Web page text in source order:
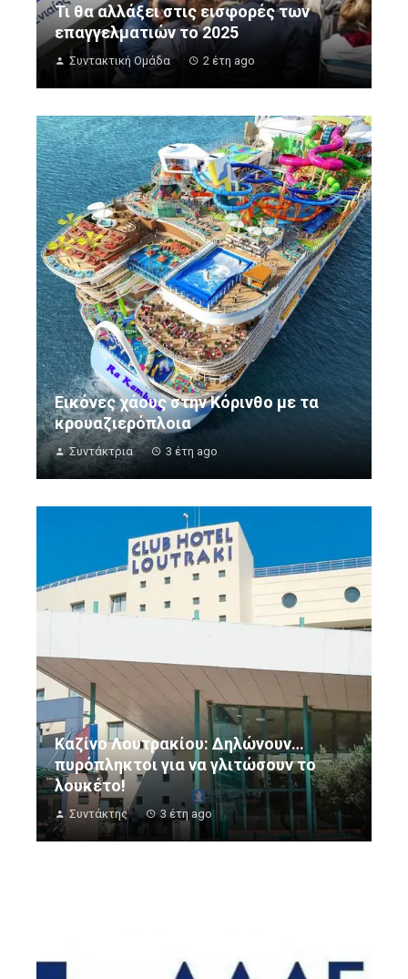
Τι θα αλλάξει στις εισφορές των
επαγγελματιών το 2025
Συντακτική Ομάδα 2 έτη ago
Εικόνες χάους στην Κόρινθο με τα
κρουαζιερόπλοια
Συντάκτρια 3 έτη ago
Καζίνο Λουτρακίου: Δηλώνουν…
πυρόπληκτοι για να γλιτώσουν το
λουκέτο!
Συντάκτης 3 έτη ago